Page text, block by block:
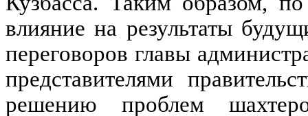
влияние на результаты
переговоров главы
представителями
решению проблем